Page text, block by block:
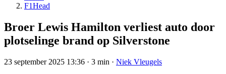
F1Head
Broer Lewis Hamilton verliest auto door
plotselinge brand op Silverstone
23 september 2025 13:36 · 3 min · Niek Vleugels